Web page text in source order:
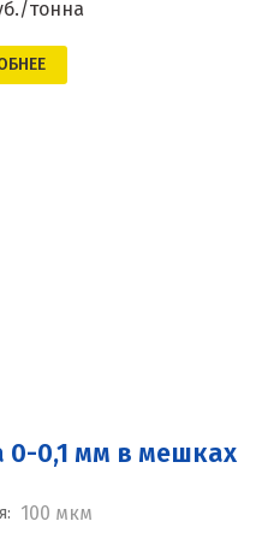
тонна
0,1 мм в мешках
100 мкм